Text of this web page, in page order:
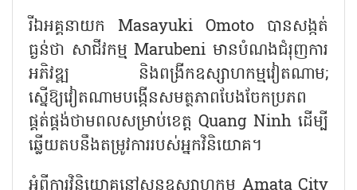
រីឯអគ្គនាយក Masayuki Omoto បានសង្កត់
ធ្ងន់ថា សាជីវកម្ម Marubeniមានបំណងជំរុញការ
អភិវឌ្ឍ និងពង្រីកឧស្សាហកម្មវៀតណាម;
ស្នើឱ្យវៀតណាមបង្កើនសមត្ថភាពបែងចែកប្រភព
ផ្គត់ផ្គង់ថាមពលសម្រាប់ខេត្តQuang Ninhដើម្បី
ឆ្លើយតបនឹងតម្រូវការរបស់អ្នកវិនិយោគ។